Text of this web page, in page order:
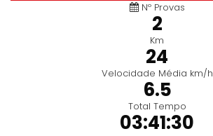
Nº Provas
2
Km
24
Velocidade Média km/h
6.5
Total Tempo
03:41:30